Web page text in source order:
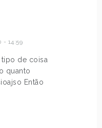
- 14:59
tipo de coisa
quanto
Então